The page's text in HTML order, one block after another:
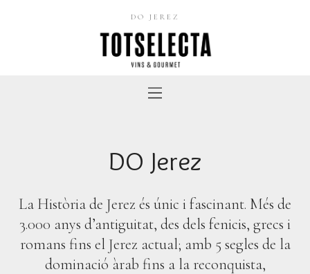
DO JEREZ
DO Jerez
La Història de Jerez és únic i fascinant. Més de
3.000 anys d’antiguitat, des dels fenicis, grecs i
romans fins el Jerez actual; amb 5 segles de la
dominació àrab fins a la reconquista,